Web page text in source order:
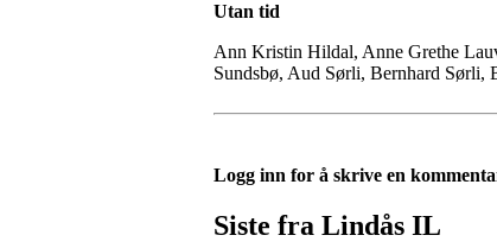
Utan tid
Ann Kristin Hildal, Anne Grethe
Sundsbø, Aud Sørli, Bernhard Sørli,
Logg inn for å skrive en
Siste fra Lindås IL